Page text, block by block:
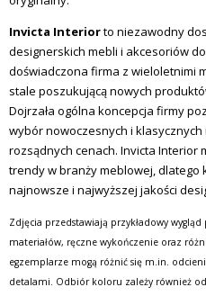
Invicta Interiorto niezawodny
designerskich mebli i akcesoriów
doświadczona firma z wieloletnimi
stale poszukującą nowych
Dojrzała ogólna koncepcja firmy
wybór nowoczesnych i
rozsądnych cenach. Invicta
trendy w branży meblowej, dlatego
najnowsze i najwyższej jakości
Zdjęcia przedstawiają przykładowy
materiałów, ręczne wykończenie oraz
egzemplarze mogą różnić się m.in.
detalami. Odbiór koloru zależy również